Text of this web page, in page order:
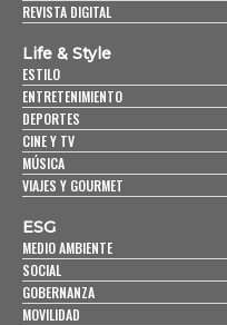
REVISTA DIGITAL
Life & Style
ESTILO
ENTRETENIMIENTO
DEPORTES
CINE Y TV
MÚSICA
VIAJES Y GOURMET
ESG
MEDIO AMBIENTE
SOCIAL
GOBERNANZA
MOVILIDAD